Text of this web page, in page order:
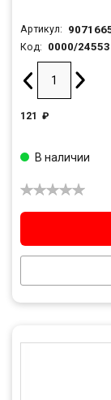
Артикул:
Код: 0000/24553
121 ₽
В наличии